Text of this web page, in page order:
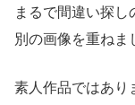
まるで間違い探
別の画像を重ねま
素人作品ではあり